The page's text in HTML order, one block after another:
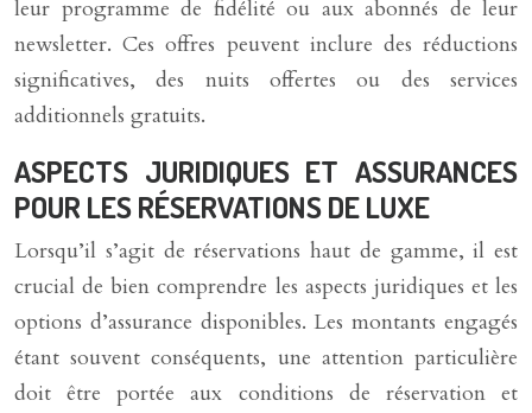
leur programme de fidélité ou aux abonnés de leur
newsletter. Ces offres peuvent inclure des réductions
significatives, des nuits offertes ou des services
additionnels gratuits.
ASPECTS JURIDIQUES ET ASSURANCES
POUR LES RÉSERVATIONS DE LUXE
Lorsqu’il s’agit de réservations haut de gamme, il est
crucial de bien comprendre les aspects juridiques et les
options d’assurance disponibles. Les montants engagés
étant souvent conséquents, une attention particulière
doit être portée aux conditions de réservation et